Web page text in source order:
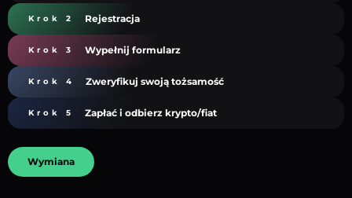
Krok 2 Rejestracja
Krok 3 Wypełnij formularz
Krok 4 Zweryfikuj swoją tożsamość
Krok 5 Zapłać i odbierz krypto/fiat
Wymiana